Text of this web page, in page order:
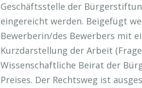
Geschäftsstelle der
eingereicht werden. Beigefügt
Bewerberin/des Bewerbers mit
Kurzdarstellung der Arbeit
Wissenschaftliche Beirat der
Preises. Der Rechtsweg ist